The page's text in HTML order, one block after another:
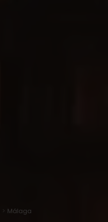
Málaga